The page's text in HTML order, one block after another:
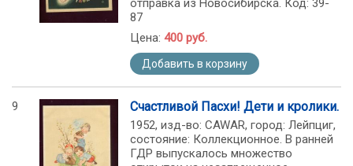
отправка из Новосибирска. Код: 39-
87
Цена: 400 руб.
Добавить в корзину
9 Счастливой Пасхи! Дети и кролики.
1952, изд-во: CAWAR, город: Лейпциг,
состояние: Коллекционное. В ранней
ГДР выпускалось множество